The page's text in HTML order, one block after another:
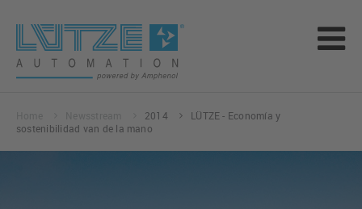
2014
LÜTZE - Economía y
sostenibilidad van de la mano